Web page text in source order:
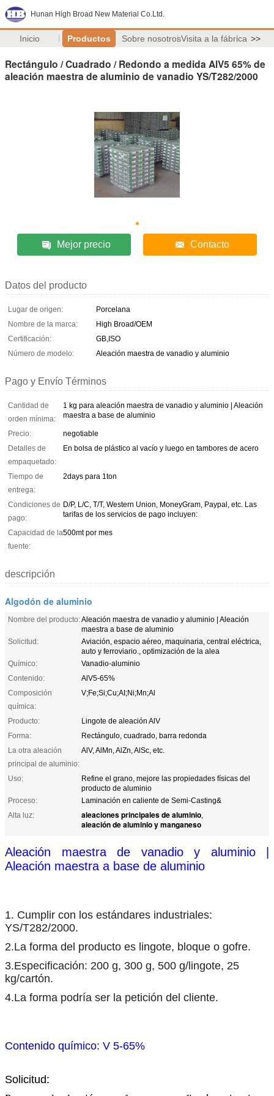
Hunan High Broad New Material Co.Ltd.
Inicio Productos Sobre nosotrosVisita a la fábrica >>
Rectángulo / Cuadrado / Redondo a medida AlV5 65% de
aleación maestra de aluminio de vanadio YS/T282/2000
Mejor precio Contacto
Datos del producto
Lugar de origen:
Porcelana
Nombre de la marca:
High Broad/OEM
Certificación:
GB,ISO
Número de modelo:
Aleación maestra de vanadio y aluminio
Pago y Envío Términos
Cantidad de
orden mínima:
1 kg para aleación maestra de vanadio y aluminio | Aleación
maestra a base de aluminio
Precio:
negotiable
Detalles de
empaquetado:
En bolsa de plástico al vacío y luego en tambores de acero
Tiempo de
entrega:
2days para 1ton
Condiciones de
pago:
D/P, L/C, T/T, Western Union, MoneyGram, Paypal, etc. Las
tarifas de los servicios de pago incluyen:
Capacidad de la
fuente:
500mt por mes
descripción
Algodón de aluminio
Nombre del producto:Aleación maestra de vanadio y aluminio | Aleación
maestra a base de aluminio
Solicitud:
Aviación, espacio aéreo, maquinaria, central eléctrica,
auto y ferroviario., optimización de la alea
Químico:
Vanadio-aluminio
Contenido:
AlV5-65%
Composición
química:
V;Fe;Si;Cu;AI;Ni;Mn;Al
Producto:
Lingote de aleación AlV
Forma:
Rectángulo, cuadrado, barra redonda
La otra aleación
principal de aluminio:
AlV, AlMn, AlZn, AlSc, etc.
Uso:
Refine el grano, mejore las propiedades físicas del
producto de aluminio
Proceso:
Laminación en caliente de Semi-Casting&
Alta luz:
aleaciones principales de aluminio,
aleación de aluminio y manganeso
Aleación maestra de vanadio y aluminio |
Aleación maestra a base de aluminio
1. Cumplir con los estándares industriales:
YS/T282/2000.
2.La forma del producto es lingote, bloque o gofre.
3.Especificación: 200 g, 300 g, 500 g/lingote, 25
kg/cartón.
4.La forma podría ser la petición del cliente.
Contenido químico: V 5-65%
Solicitud: